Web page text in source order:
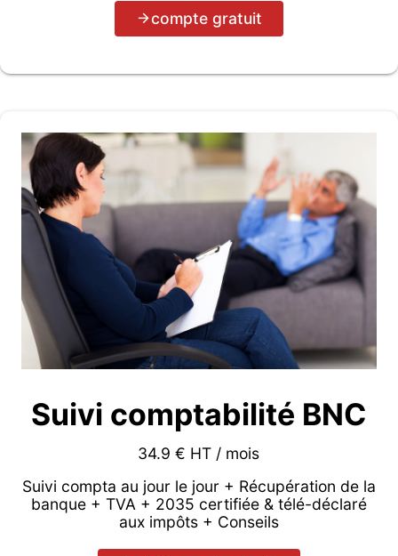
compte gratuit
Suivi comptabilité BNC
34.9 € HT / mois
Suivi compta au jour le jour + Récupération de la
banque + TVA + 2035 certifiée & télé-déclaré
aux impôts + Conseils